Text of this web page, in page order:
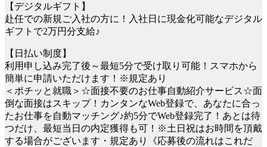
【デジタルギフト】
赴任での新規ご入社の方に！入社日に現金化可能なデジタル
ギフトで2万円分支給♪
【日払い制度】
利用申し込み完了後～最短5分で受け取り可能！スマホから
簡単に申請いただけます！※規定あり
＜ポチッと就職＞☆面接不要のお仕事自動紹介サービス☆面
倒な面接はスキップ！カンタンなWeb登録で、あなたに合っ
たお仕事を自動マッチング♪約5分でWeb登録完了！あとは待
つだけ、最短当日の内定獲得も可！※土日祝はお時間を頂戴
する場合がございます・規定あり《応募後の流れはこれだ